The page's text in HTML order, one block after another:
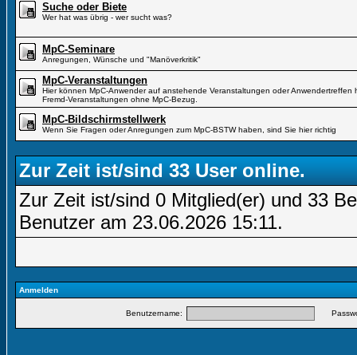
Suche oder Biete
Wer hat was übrig - wer sucht was?
MpC-Seminare
Anregungen, Wünsche und "Manöverkritik"
MpC-Veranstaltungen
Hier können MpC-Anwender auf anstehende Veranstaltungen oder Anwendertreffen
Fremd-Veranstaltungen ohne MpC-Bezug.
MpC-Bildschirmstellwerk
Wenn Sie Fragen oder Anregungen zum MpC-BSTW haben, sind Sie hier richtig
Zur Zeit ist/sind 33 User online.
Zur Zeit ist/sind 0 Mitglied(er) und 33
Benutzer am 23.06.2026 15:11.
Anmelden
Benutzername: